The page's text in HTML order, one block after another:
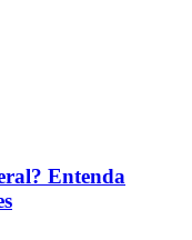
Entenda